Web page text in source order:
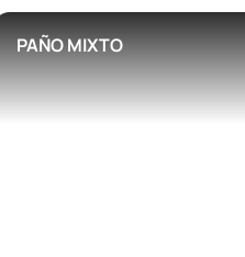
PAÑO MIXTO